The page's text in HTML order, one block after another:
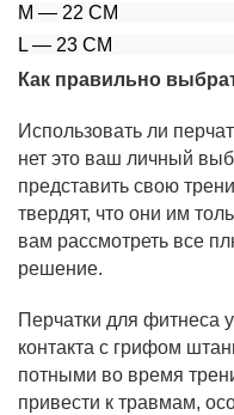
M ― 22 СМ
L ― 23 СМ
Как правильно
Использовать ли
нет это ваш личный
представить свою
твердят, что они им
вам рассмотреть все
решение.
Перчатки для фитнеса
контакта с грифом
потными во время
привести к травмам,